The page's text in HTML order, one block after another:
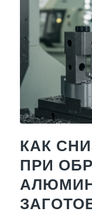
КАК
ПРИ